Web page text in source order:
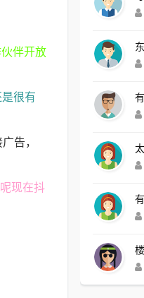
伴开放
很有
告，
现在抖